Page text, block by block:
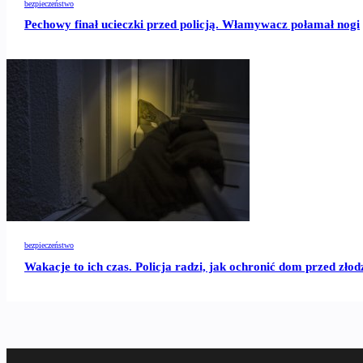
bezpieczeństwo
Pechowy finał ucieczki przed policją. Włamywacz połamał nogi
bezpieczeństwo
Wakacje to ich czas. Policja radzi, jak ochronić dom przed